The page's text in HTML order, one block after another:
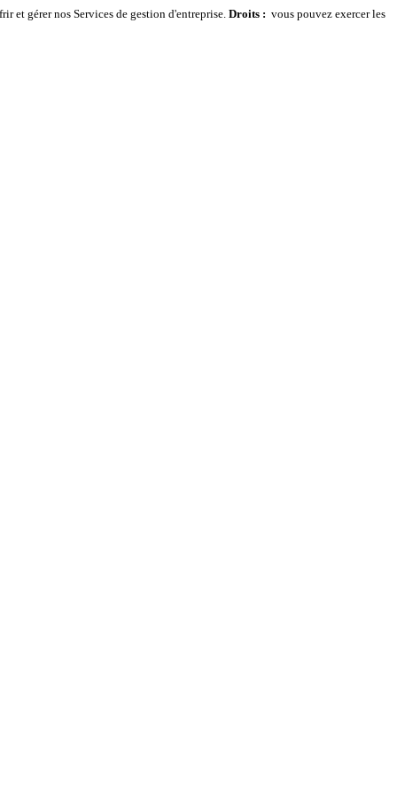
et gérer nos Services de gestion d'entreprise.Droits : vous pouvez exercer les